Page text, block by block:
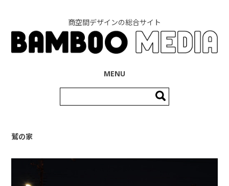
商空間デザインの総合サイト
MENU
索:
鷲の家